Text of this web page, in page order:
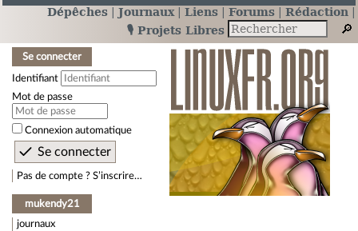
Dépêches Journaux Liens Forums
Rédaction
🎙️ Projets Libres
Se connecter
Identifiant
Mot de passe
Connexion automatique
Pas de compte ? S’inscrire…
mukendy21
journaux